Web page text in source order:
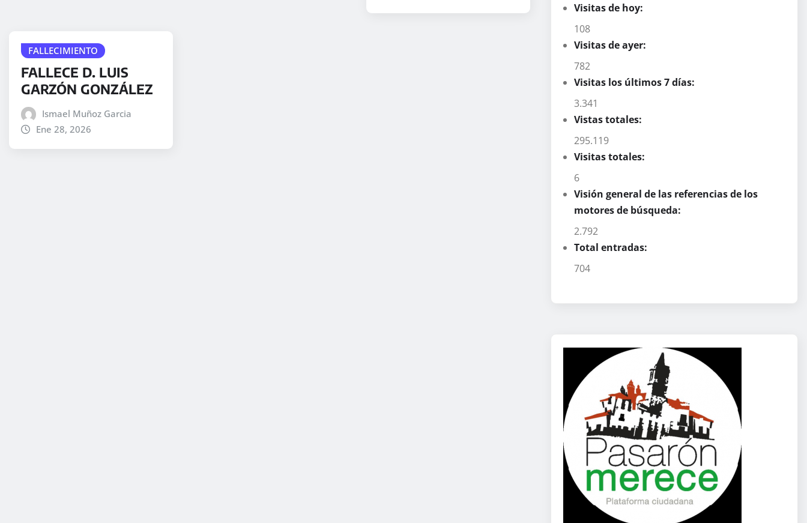
FALLECIMIENTO
FALLECE D. LUIS
GARZÓN GONZÁLEZ
Ismael Muñoz Garcia
Ene 28, 2026
Visitas de hoy:
108
Visitas de ayer:
782
Visitas los últimos 7 días:
3.341
Vistas totales:
295.119
Visitas totales:
6
Visión general de las referencias de los
motores de búsqueda:
2.792
Total entradas:
704